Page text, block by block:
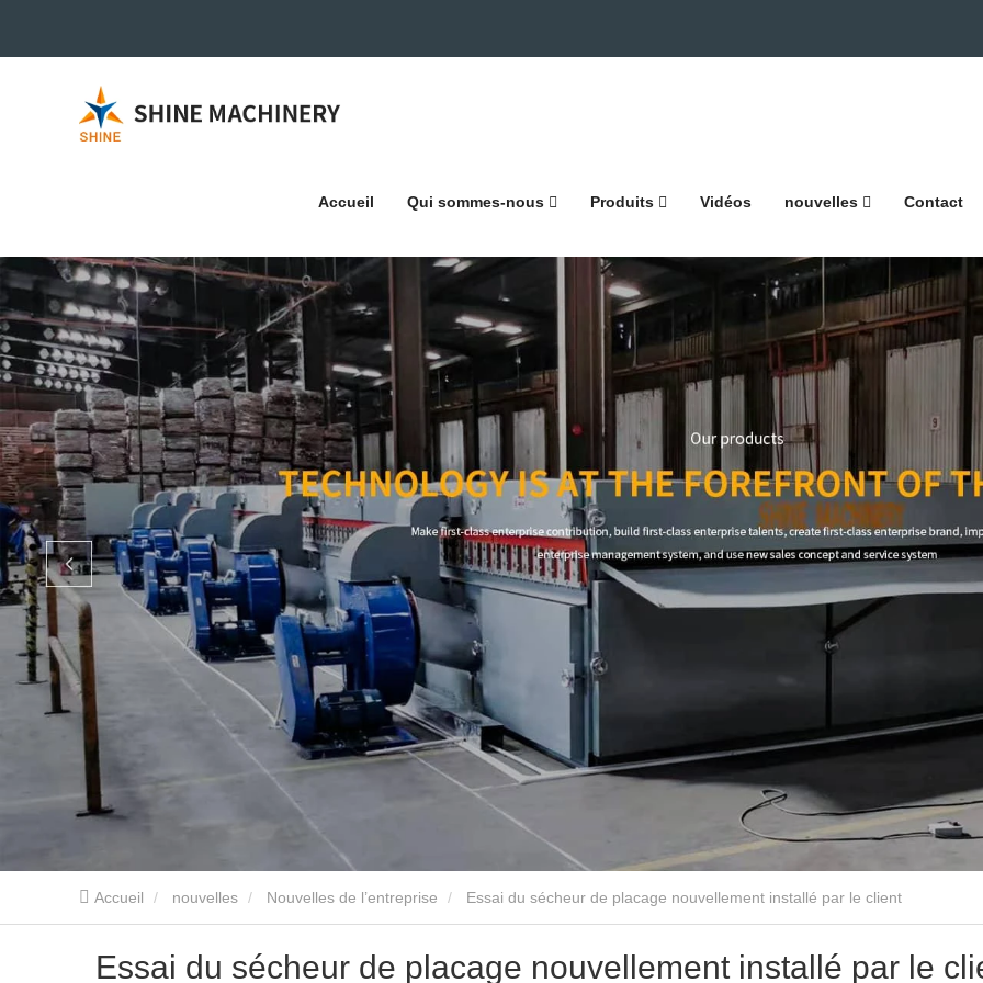
Accueil Qui sommes-nous Produits Vidéos nouvelles Contact
Accueil nouvelles Nouvelles de l’entreprise Essai du sécheur de placage nouvellement installé par le client
Essai du sécheur de placage nouvellement installé par le